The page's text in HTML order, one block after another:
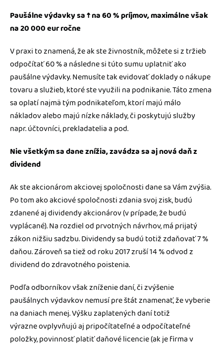
Paušálne výdavky sa ↑ na 60 % príjmov, maximálne však
na 20 000 eur ročne
V praxi to znamená, že ak ste živnostník, môžete si z tržieb
odpočítať 60 % a následne si túto sumu uplatniť ako
paušálne výdavky. Nemusíte tak evidovať doklady o nákupe
tovaru a služieb, ktoré ste využili na podnikanie. Táto zmena
sa oplatí najmä tým podnikateľom, ktorí majú málo
nákladov alebo majú nízke náklady, či poskytujú služby
napr. účtovníci, prekladatelia a pod.
Nie všetkým sa dane znížia, zavádza sa aj nová daň z
dividend
Ak ste akcionárom akciovej spoločnosti dane sa Vám zvýšia.
Po tom ako akciové spoločnosti zdania svoj zisk, budú
zdanené aj dividendy akcionárov (v prípade, že budú
vyplácané). Na rozdiel od prvotných návrhov, má prijatý
zákon nižšiu sadzbu. Dividendy sa budú totiž zdaňovať 7 %
daňou. Zároveň sa tiež od roku 2017 zruší 14 % odvod z
dividend do zdravotného poistenia.
Podľa odborníkov však zníženie daní, či zvýšenie
paušálnych výdavkov nemusí pre štát znamenať, že vyberie
na daniach menej. Výšku zaplatených daní totiž
výrazne ovplyvňujú aj pripočítateľné a odpočítateľné
položky, povinnosť platiť daňové licencie (ak je firma v